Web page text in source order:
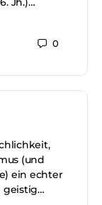
0
(und
ein echter
geistig…